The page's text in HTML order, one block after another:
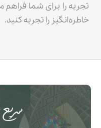
تجربه را برای شما
خاطره‌انگیز را تجربه کنید.